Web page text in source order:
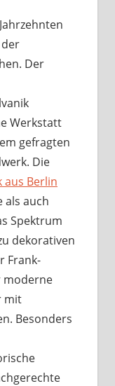
Der
Werkstatt
gefragten
Die
aus Berlin
als auch
Spektrum
dekorativen
Frank-
moderne
mit
Besonders